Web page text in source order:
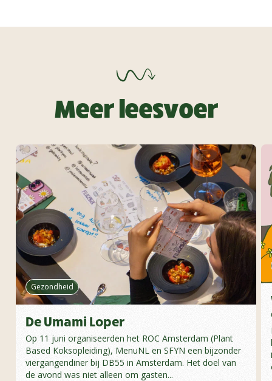
Meer leesvoer
Gezondheid
De Umami Loper
Op 11 juni organiseerden het ROC Amsterdam (Plant
Based Koksopleiding), MenuNL en SFYN een bijzonder
viergangendiner bij DB55 in Amsterdam. Het doel van
de avond was niet alleen om gasten...